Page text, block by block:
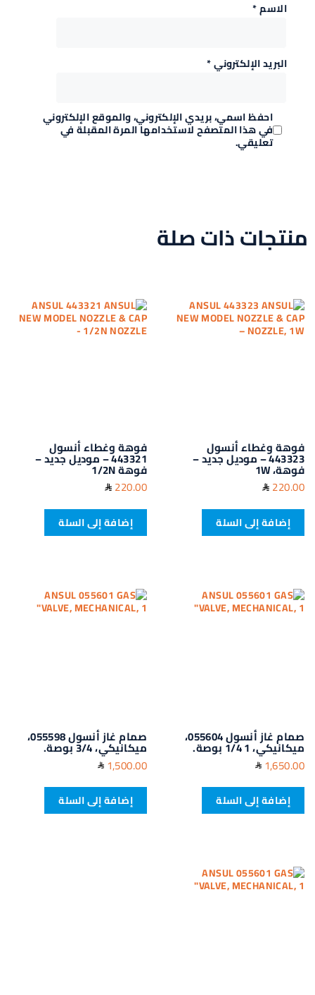
الاسم*
البريد الإلكتروني*
احفظ اسمي، بريدي الإلكتروني، والموقع الإلكتروني
في هذا المتصفح لاستخدامها المرة المقبلة في
تعليقي.
منتجات ذات صلة
فوهة وغطاء أنسول
443323 – موديل جديد –
فوهة، 1W
220.00
إضافة إلى السلة
فوهة وغطاء أنسول
443321 – موديل جديد –
فوهة 1/2N
220.00
إضافة إلى السلة
صمام غاز أنسول 055604،
ميكانيكي، 1 1/4 بوصة.
1,650.00
إضافة إلى السلة
صمام غاز أنسول 055598،
ميكانيكي، 3/4 بوصة.
1,500.00
إضافة إلى السلة